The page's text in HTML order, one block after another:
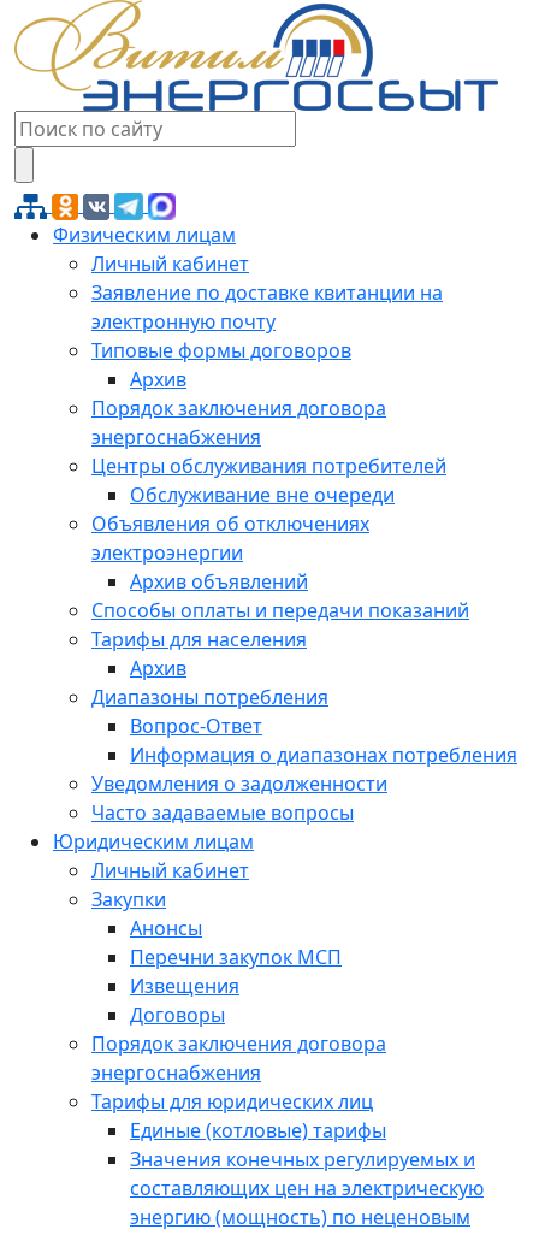
Физическим лицам
Личный кабинет
Заявление по доставке квитанции на
электронную почту
Типовые формы договоров
Архив
Порядок заключения договора
энергоснабжения
Центры обслуживания потребителей
Обслуживание вне очереди
Объявления об отключениях
электроэнергии
Архив объявлений
Способы оплаты и передачи показаний
Тарифы для населения
Архив
Диапазоны потребления
Вопрос-Ответ
Информация о диапазонах потребления
Уведомления о задолженности
Часто задаваемые вопросы
Юридическим лицам
Личный кабинет
Закупки
Анонсы
Перечни закупок МСП
Извещения
Договоры
Порядок заключения договора
энергоснабжения
Тарифы для юридических лиц
Единые (котловые) тарифы
Значения конечных регулируемых и
составляющих цен на электрическую
энергию (мощность) по неценовым